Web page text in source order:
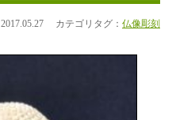
2017.05.27 カテゴリタグ： 仏像彫刻